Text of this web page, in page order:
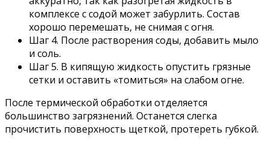
комплексе с содой может забурлить. Состав
хорошо перемешать, не снимая с огня.
Шаг 4. После растворения соды, добавить мыло
и соль.
Шаг 5. В кипящую жидкость опустить грязные
сетки и оставить «томиться» на слабом огне.
После термической обработки отделяется
большинство загрязнений. Останется слегка
прочистить поверхность щеткой, протереть губкой.